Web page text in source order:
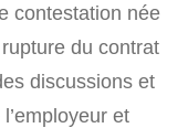
contestation née
du contrat
discussions et
et